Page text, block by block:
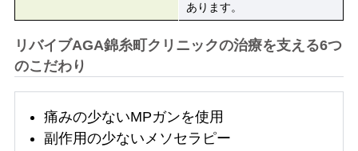
あります。
リバイブAGA錦糸町クリニックの治療を支える6つ
のこだわり
痛みの少ないMPガンを使用
副作用の少ないメソセラピー